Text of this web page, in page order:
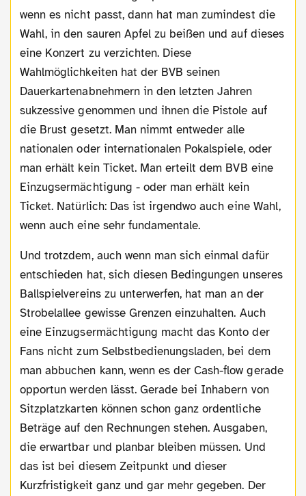
wenn es nicht passt, dann hat man zumindest die
Wahl, in den sauren Apfel zu beißen und auf dieses
eine Konzert zu verzichten. Diese
Wahlmöglichkeiten hat der BVB seinen
Dauerkartenabnehmern in den letzten Jahren
sukzessive genommen und ihnen die Pistole auf
die Brust gesetzt. Man nimmt entweder alle
nationalen oder internationalen Pokalspiele, oder
man erhält kein Ticket. Man erteilt dem BVB eine
Einzugsermächtigung - oder man erhält kein
Ticket. Natürlich: Das ist irgendwo auch eine Wahl,
wenn auch eine sehr fundamentale.
Und trotzdem, auch wenn man sich einmal dafür
entschieden hat, sich diesen Bedingungen unseres
Ballspielvereins zu unterwerfen, hat man an der
Strobelallee gewisse Grenzen einzuhalten. Auch
eine Einzugsermächtigung macht das Konto der
Fans nicht zum Selbstbedienungsladen, bei dem
man abbuchen kann, wenn es der Cash-flow gerade
opportun werden lässt. Gerade bei Inhabern von
Sitzplatzkarten können schon ganz ordentliche
Beträge auf den Rechnungen stehen. Ausgaben,
die erwartbar und planbar bleiben müssen. Und
das ist bei diesem Zeitpunkt und dieser
Kurzfristigkeit ganz und gar mehr gegeben. Der